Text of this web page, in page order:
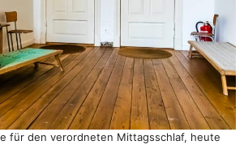
für den verordneten Mittagsschlaf, heute